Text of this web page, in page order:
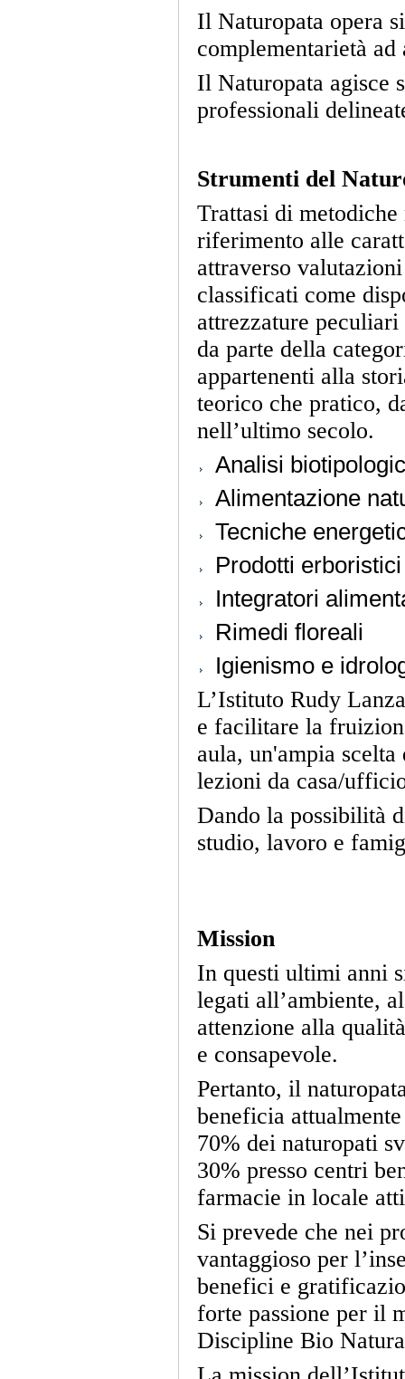
Il Naturopata opera
complementarietà
Il Naturopata agisce
professionali
Strumenti del
Trattasi di
riferimento alle
attraverso
classificati come
attrezzature
da parte della
appartenenti alla
teorico che pratico,
nell’ultimo secolo.
Analisi
Alimentazione
Tecniche
Prodotti
Integratori
Rimedi floreali
Igienismo e
L’Istituto Rudy
e facilitare la
aula, un'ampia
lezioni da casa/
Dando la possibilità
studio, lavoro e
Mission
In questi ultimi anni
legati all’ambiente,
attenzione alla
e consapevole.
Pertanto, il
beneficia
70% dei naturopati
30% presso centri
farmacie in locale
Si prevede che nei
vantaggioso per
benefici e
forte passione per il
Discipline Bio